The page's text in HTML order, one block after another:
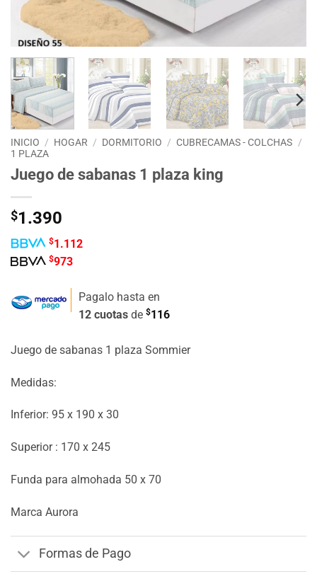
INICIO / HOGAR / DORMITORIO / CUBRECAMAS - COLCHAS /
1 PLAZA
Juego de sabanas 1 plaza king
$1.390
$1.112
$973
Pagalo hasta en
12 cuotas de $116
Juego de sabanas 1 plaza Sommier
Medidas:
Inferior: 95 x 190 x 30
Superior : 170 x 245
Funda para almohada 50 x 70
Marca Aurora
Formas de Pago